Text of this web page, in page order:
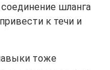
шланга
к течи и
тоже